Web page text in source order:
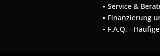
Service &
Finanzierung
F.A.Q. -